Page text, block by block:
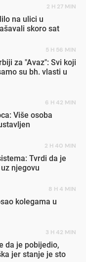
2 H 27 MIN
na ulici u
skoro sat
5 H 56 MIN
za "Avaz": Svi koji
su bh. vlasti u
6 H 42 MIN
Više osoba
2 H 40 MIN
Tvrdi da je
njegovu
8 H 4 MIN
kolegama u
3 H 42 MIN
da je pobijedio,
jer stanje je sto